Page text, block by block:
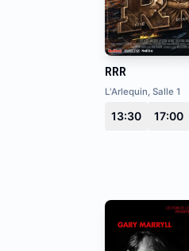
RRR
L'Arlequin, Salle 1
13:30 17:00